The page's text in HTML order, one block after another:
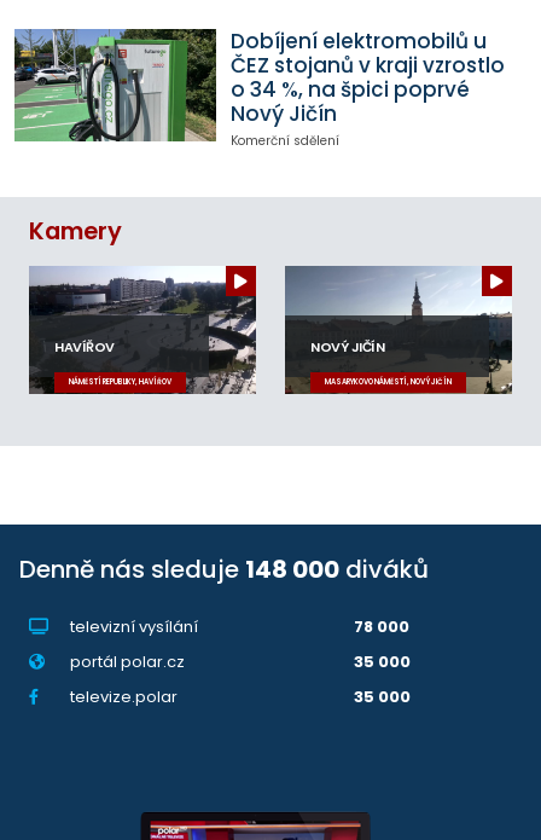
Dobíjení elektromobilů u
ČEZ stojanů v kraji vzrostlo
o 34 %, na špici poprvé
Nový Jičín
Komerční sdělení
Kamery
HAVÍŘOV
NÁMĚSTÍ REPUBLIKY, HAVÍŘOV
NOVÝ JIČÍN
MASARYKOVO NÁMĚSTÍ, NOVÝ JIČÍN
Denně nás sleduje 148 000 diváků
televizní vysílání
78 000
portál polar.cz
35 000
televize.polar
35 000